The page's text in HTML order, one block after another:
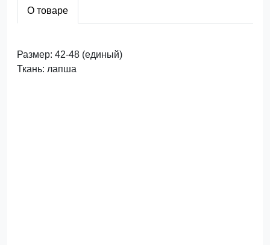
О товаре
Размер: 42-48 (единый)
Ткань: лапша